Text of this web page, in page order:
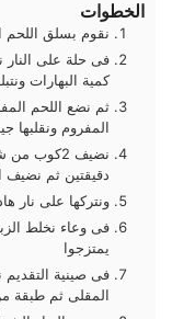
الخطوات
نقوم بسلق اللحم
فى حلة على النار
كمية البهارات
ثم نضع اللحم
المفروم ونقلبها
نضيف 2كوب
دقيقتين ثم نضيف
ونتركها على نار
فى وعاء نخلط
يمتزجوا
فى صينية
المقلى ثم طبقة